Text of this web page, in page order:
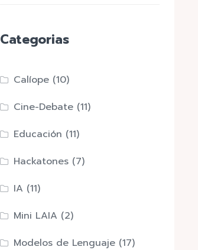
Categorias
Calíope (10)
Cine-Debate (11)
Educación (11)
Hackatones (7)
IA (11)
Mini LAIA (2)
Modelos de Lenguaje (17)